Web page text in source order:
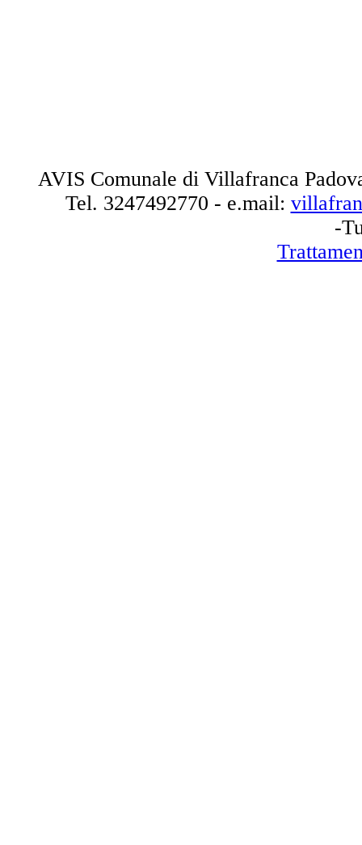
AVIS Comunale di Villafranca
Tel. 3247492770 - e.mail:
-